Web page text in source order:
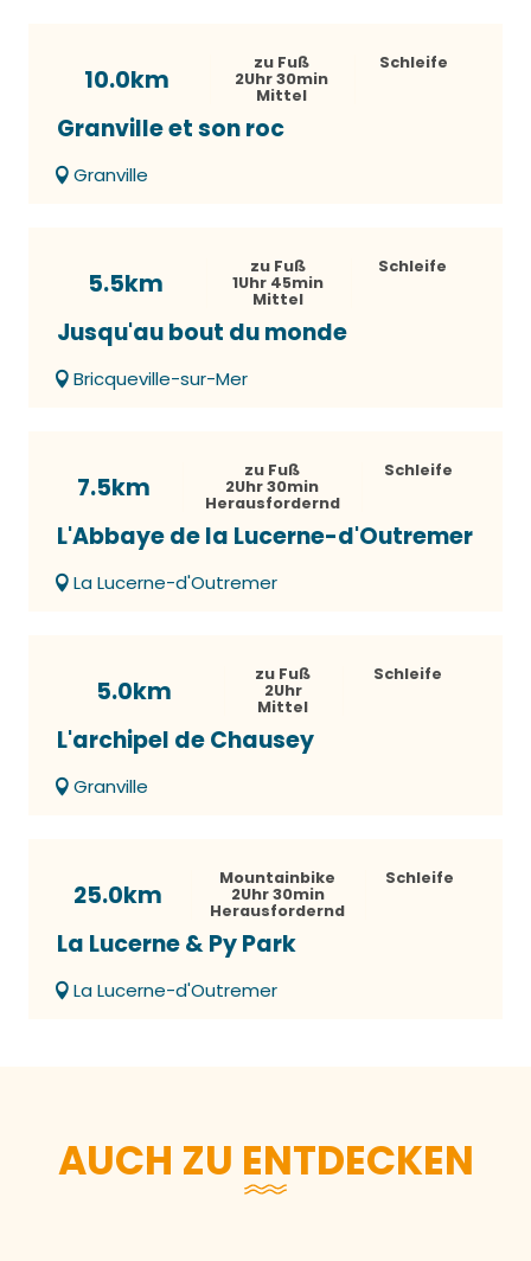
10.0km
zu Fuß
2Uhr 30min
Mittel
Schleife
Granville et son roc
Granville
5.5km
zu Fuß
1Uhr 45min
Mittel
Schleife
Jusqu'au bout du monde
Bricqueville-sur-Mer
7.5km
zu Fuß
2Uhr 30min
Herausfordernd
Schleife
L'Abbaye de la Lucerne-d'Outremer
La Lucerne-d'Outremer
5.0km
zu Fuß
2Uhr
Mittel
Schleife
L'archipel de Chausey
Granville
25.0km
Mountainbike
2Uhr 30min
Herausfordernd
Schleife
La Lucerne & Py Park
La Lucerne-d'Outremer
AUCH ZU ENTDECKEN